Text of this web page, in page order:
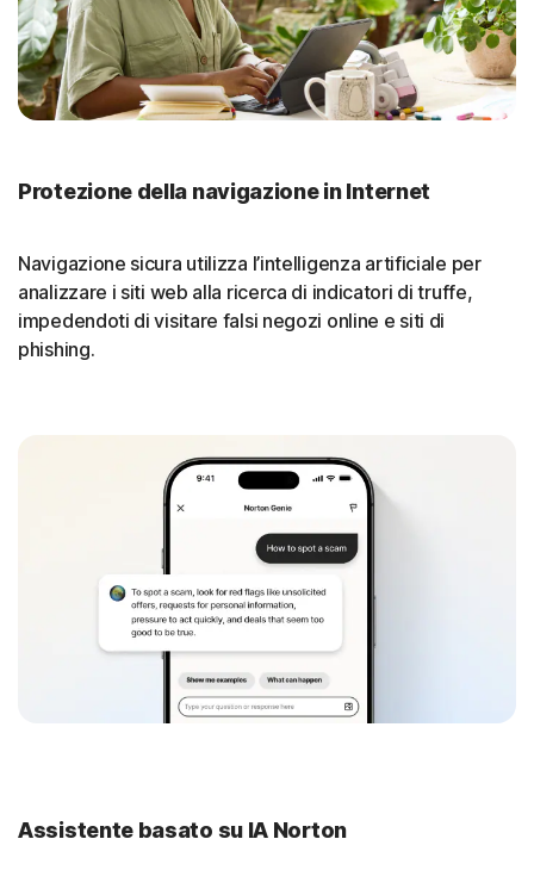
Protezione della navigazione in Internet
Navigazione sicura utilizza l’intelligenza artificiale per
analizzare i siti web alla ricerca di indicatori di truffe,
impedendoti di visitare falsi negozi online e siti di
phishing.
Assistente basato su IA Norton